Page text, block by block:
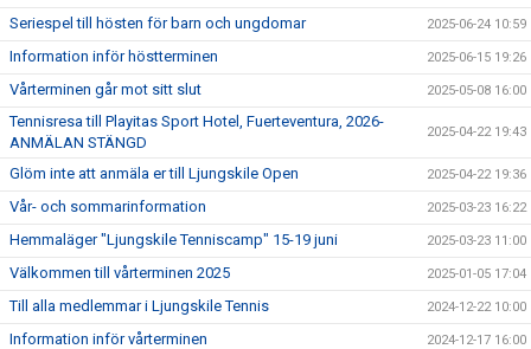
Seriespel till hösten för barn och ungdomar 2025-06-24 10:59
Information inför höstterminen 2025-06-15 19:26
Vårterminen går mot sitt slut 2025-05-08 16:00
Tennisresa till Playitas Sport Hotel, Fuerteventura, 2026-
ANMÄLAN STÄNGD
2025-04-22 19:43
Glöm inte att anmäla er till Ljungskile Open 2025-04-22 19:36
Vår- och sommarinformation 2025-03-23 16:22
Hemmaläger "Ljungskile Tenniscamp" 15-19 juni 2025-03-23 11:00
Välkommen till vårterminen 2025 2025-01-05 17:04
Till alla medlemmar i Ljungskile Tennis 2024-12-22 10:00
Information inför vårterminen 2024-12-17 16:00